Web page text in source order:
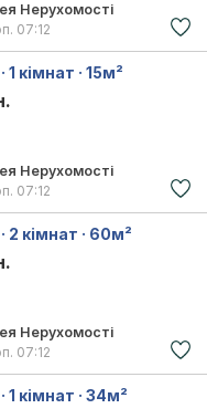
Нерухомості
07:12
1 кімнат · 15м²
Нерухомості
07:12
2 кімнат · 60м²
Нерухомості
07:12
1 кімнат · 34м²